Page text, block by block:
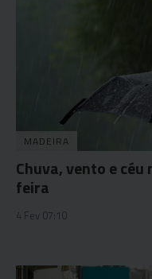
MADEIRA
Chuva, vento e
feira
4 Fev 07:10